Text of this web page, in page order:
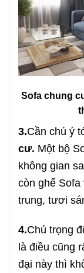
Sofa chung
3.Cần chú ý
cư. Một bộ
không gian
còn ghế
trung, tươi
4.Chú trọng
là điều cũng
đại này thì